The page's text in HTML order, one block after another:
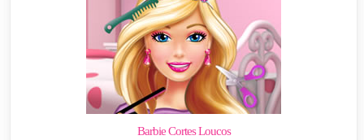
Barbie Cortes Loucos